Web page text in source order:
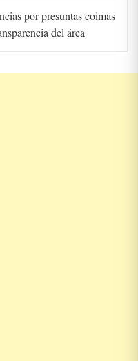
por presuntas coimas
del área